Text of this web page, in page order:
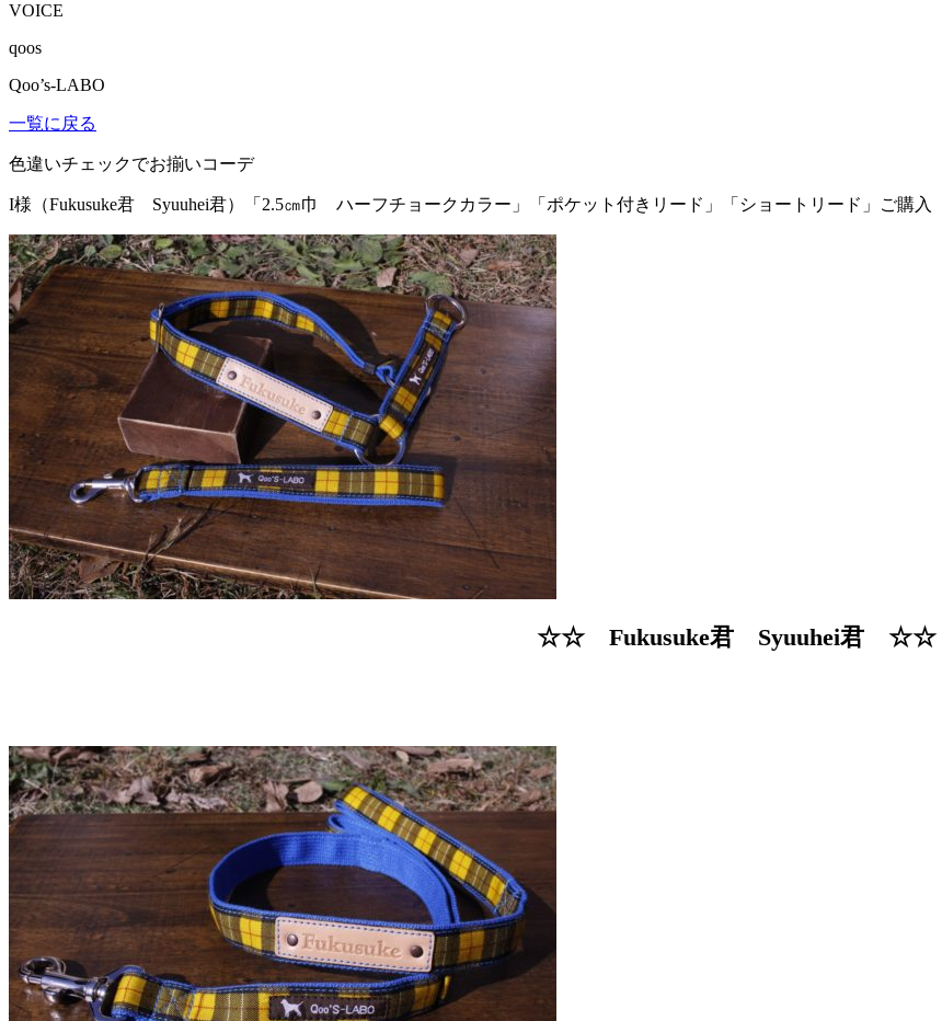
VOICE
qoos
Qoo’s-LABO
一覧に戻る
色違いチェックでお揃いコーデ
I様（Fukusuke君 Syuuhei君） 「2.5㎝巾 ハーフチョークカラー」「ポケット付きリード」「ショートリード」ご購入
☆☆ Fukusuke君 Syuuhei君 ☆☆